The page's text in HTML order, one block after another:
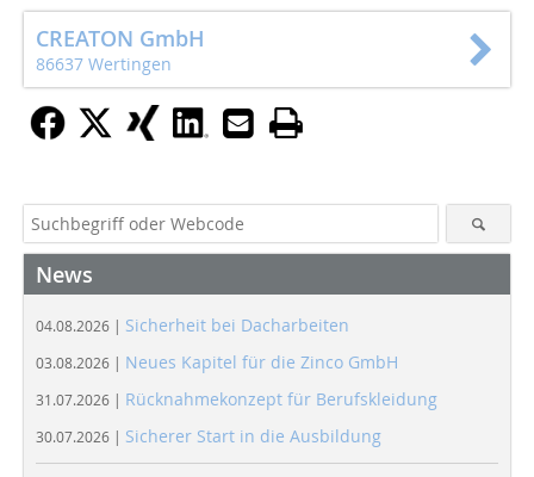
CREATON GmbH
86637 Wertingen
News
04.08.2026 | Sicherheit bei Dacharbeiten
03.08.2026 | Neues Kapitel für die Zinco GmbH
31.07.2026 | Rücknahmekonzept für Berufskleidung
30.07.2026 | Sicherer Start in die Ausbildung